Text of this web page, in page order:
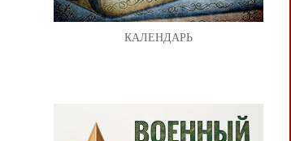
КАЛЕНДАРЬ